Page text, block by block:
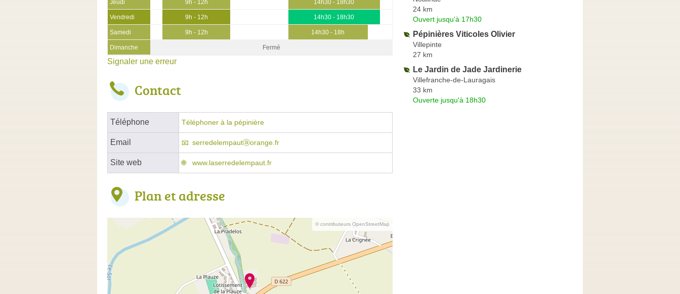
Jeudi 9h - 12h 14h30 - 18h30
Vendredi 9h - 12h 14h30 - 18h30
Samedi 9h - 12h 14h30 - 18h
Dimanche Fermé
Signaler une erreur
Contact
Téléphone Téléphoner à la pépinière
Email serredelempautⓐorange.fr
Site web www.laserredelempaut.fr
Plan et adresse
© contributeurs OpenStreetMap
24 km
Ouvert jusqu'à 17h30
Pépinières Viticoles Olivier
Villepinte
27 km
Le Jardin de Jade Jardinerie
Villefranche-de-Lauragais
33 km
Ouverte jusqu'à 18h30